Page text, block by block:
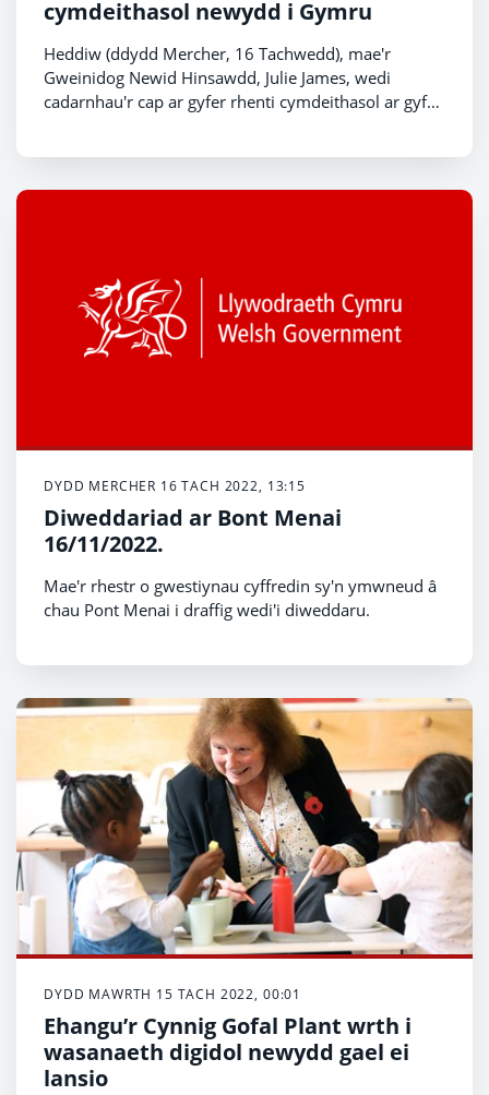
cymdeithasol newydd i Gymru
Heddiw (ddydd Mercher, 16 Tachwedd), mae'r
Gweinidog Newid Hinsawdd, Julie James, wedi
cadarnhau'r cap ar gyfer rhenti cymdeithasol ar gyfer
DYDD MERCHER 16 TACH 2022, 13:15
Diweddariad ar Bont Menai
16/11/2022.
Mae'r rhestr o gwestiynau cyffredin sy'n ymwneud â
chau Pont Menai i draffig wedi'i diweddaru.
DYDD MAWRTH 15 TACH 2022, 00:01
Ehangu’r Cynnig Gofal Plant wrth i
wasanaeth digidol newydd gael ei
lansio